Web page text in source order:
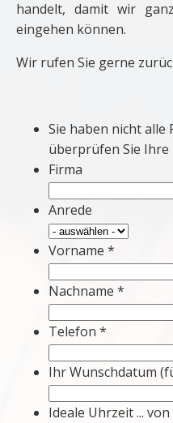
handelt, damit wir
eingehen können.
Wir rufen Sie gerne
Sie haben nicht
überprüfen Sie Ihre
Firma
Anrede
Vorname *
Nachname *
Telefon *
Ihr Wunschdatum
Ideale Uhrzeit ... von